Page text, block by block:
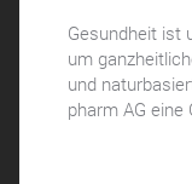
Gesundheit ist
um
und
pharm AG eine